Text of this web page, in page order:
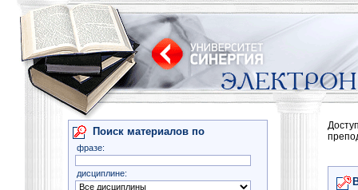
Поиск материалов по
фразе:
дисциплине: